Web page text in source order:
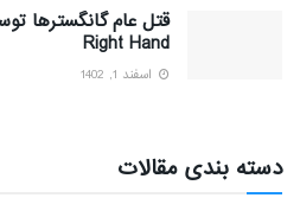
Right Hand
اسفند 1, 1402
دسته بندی مقالات